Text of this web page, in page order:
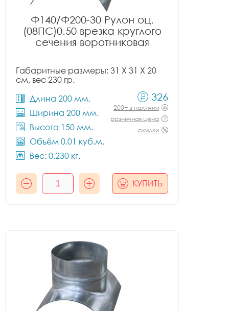
Ф140/Ф200-30 Рулон оц.
(08ПС)0.50 врезка круглого
сечения воротниковая
Габаритные размеры: 31 X 31 X 20
см, вес 230 гр.
Длина 200 мм.
Ширина 200 мм.
Высота 150 мм.
Объём 0.01 куб.м.
Вес: 0.230 кг.
326
200+ в наличии
розничная цена
скидки
КУПИТЬ